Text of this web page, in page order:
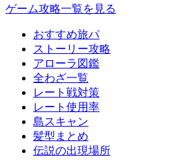
ゲーム攻略一覧を見る
おすすめ旅パ
ストーリー攻略
アローラ図鑑
全わざ一覧
レート戦対策
レート使用率
島スキャン
髪型まとめ
伝説の出現場所